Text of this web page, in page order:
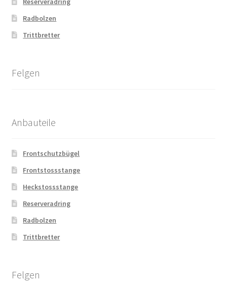
Radbolzen
Trittbretter
Felgen
Anbauteile
Frontschutzbügel
Frontstossstange
Heckstossstange
Reserveradring
Radbolzen
Trittbretter
Felgen